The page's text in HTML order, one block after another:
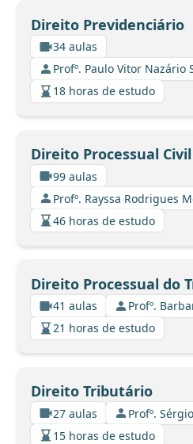
Direito Previdenciário
34 aulas
Profº. Paulo Vitor Nazário
18 horas de estudo
Direito Processual Civil
99 aulas
Profº. Rayssa Rodrigues
46 horas de estudo
Direito Processual do
41 aulas
Profº.
21 horas de estudo
Direito Tributário
27 aulas
Profº.
15 horas de estudo